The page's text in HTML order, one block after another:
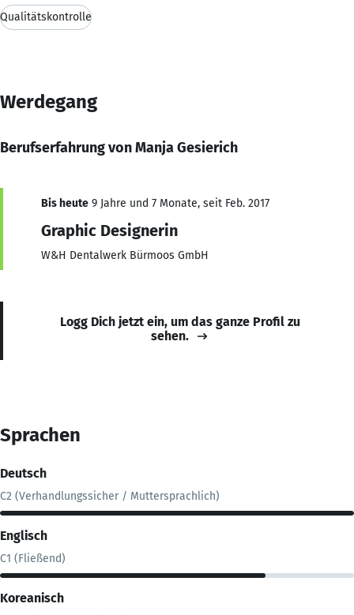
Qualitätskontrolle
Werdegang
Berufserfahrung von Manja Gesierich
Bis heute 9 Jahre und 7 Monate, seit Feb. 2017
Graphic Designerin
W&H Dentalwerk Bürmoos GmbH
Logg Dich jetzt ein, um das ganze Profil zu
sehen.
Sprachen
Deutsch
C2 (Verhandlungssicher / Muttersprachlich)
Englisch
C1 (Fließend)
Koreanisch